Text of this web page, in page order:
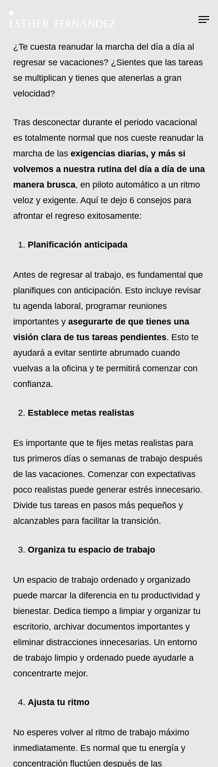
content
¿Te cuesta reanudar la marcha del día a día al
regresar se vacaciones? ¿Sientes que las tareas
se multiplican y tienes que atenerlas a gran
velocidad?
Tras desconectar durante el periodo vacacional
es totalmente normal que nos cueste reanudar la
marcha de las exigencias diarias, y más si
volvemos a nuestra rutina del día a día de una
manera brusca, en piloto automático a un ritmo
veloz y exigente. Aquí te dejo 6 consejos para
afrontar el regreso exitosamente:
Planificación anticipada
Antes de regresar al trabajo, es fundamental que
planifiques con anticipación. Esto incluye revisar
tu agenda laboral, programar reuniones
importantes y asegurarte de que tienes una
visión clara de tus tareas pendientes. Esto te
ayudará a evitar sentirte abrumado cuando
vuelvas a la oficina y te permitirá comenzar con
confianza.
Establece metas realistas
Es importante que te fijes metas realistas para
tus primeros días o semanas de trabajo después
de las vacaciones. Comenzar con expectativas
poco realistas puede generar estrés innecesario.
Divide tus tareas en pasos más pequeños y
alcanzables para facilitar la transición.
Organiza tu espacio de trabajo
Un espacio de trabajo ordenado y organizado
puede marcar la diferencia en tu productividad y
bienestar. Dedica tiempo a limpiar y organizar tu
escritorio, archivar documentos importantes y
eliminar distracciones innecesarias. Un entorno
de trabajo limpio y ordenado puede ayudarle a
concentrarte mejor.
Ajusta tu ritmo
No esperes volver al ritmo de trabajo máximo
inmediatamente. Es normal que tu energía y
concentración fluctúen después de las